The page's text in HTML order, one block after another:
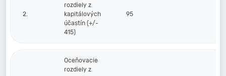
2.
rozdiely z
kapitálových
účastín (+/-
415)
95
Oceňovacie
rozdiely z